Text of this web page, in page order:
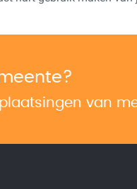
van